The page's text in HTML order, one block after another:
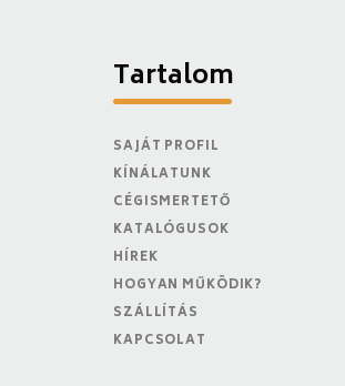
Tartalom
SAJÁT PROFIL
KÍNÁLATUNK
CÉGISMERTETŐ
KATALÓGUSOK
HÍREK
HOGYAN MŰKÖDIK?
SZÁLLÍTÁS
KAPCSOLAT